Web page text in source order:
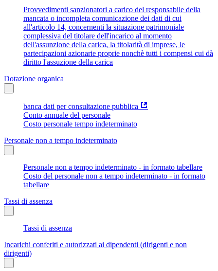
Provvedimenti sanzionatori a carico del responsabile della
mancata o incompleta comunicazione dei dati di cui
all'articolo 14, concernenti la situazione patrimoniale
complessiva del titolare dell'incarico al momento
dell'assunzione della carica, la titolarità di imprese, le
partecipazioni azionarie proprie nonchè tutti i compensi cui dà
diritto l'assuzione della carica
Dotazione organica
banca dati per consultazione pubblica
Conto annuale del personale
Costo personale tempo indeterminato
Personale non a tempo indeterminato
Personale non a tempo indeterminato - in formato tabellare
Costo del personale non a tempo indeterminato - in formato
tabellare
Tassi di assenza
Tassi di assenza
Incarichi conferiti e autorizzati ai dipendenti (dirigenti e non
dirigenti)